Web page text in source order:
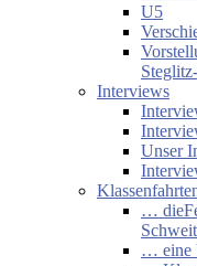
U5
Interviews
Unser
…
… eine